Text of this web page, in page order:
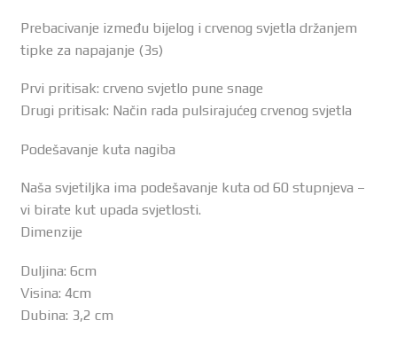
Prebacivanje između bijelog i crvenog svjetla držanjem
tipke za napajanje (3s)
Prvi pritisak: crveno svjetlo pune snage
Drugi pritisak: Način rada pulsirajućeg crvenog svjetla
Podešavanje kuta nagiba
Naša svjetiljka ima podešavanje kuta od 60 stupnjeva –
vi birate kut upada svjetlosti.
Dimenzije
Duljina: 6cm
Visina: 4cm
Dubina: 3,2 cm